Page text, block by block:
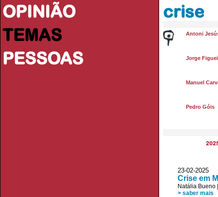
OPINIÃO
TEMAS
PESSOAS
crise
Antoni
Jorge
Manuel
Pedro Góis
23-02-
Crise em
Natália Bueno
> saber mais